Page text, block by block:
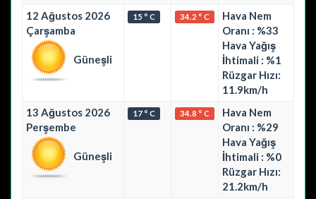
12 Ağustos 2026
Çarşamba
Güneşli
15 ° C 34.2 ° C
Hava Nem
Oranı : %33
Hava Yağış
İhtimali : %1
Rüzgar Hızı:
11.9km/h
13 Ağustos 2026
Perşembe
Güneşli
17 ° C 34.8 ° C
Hava Nem
Oranı : %29
Hava Yağış
İhtimali : %0
Rüzgar Hızı:
21.2km/h